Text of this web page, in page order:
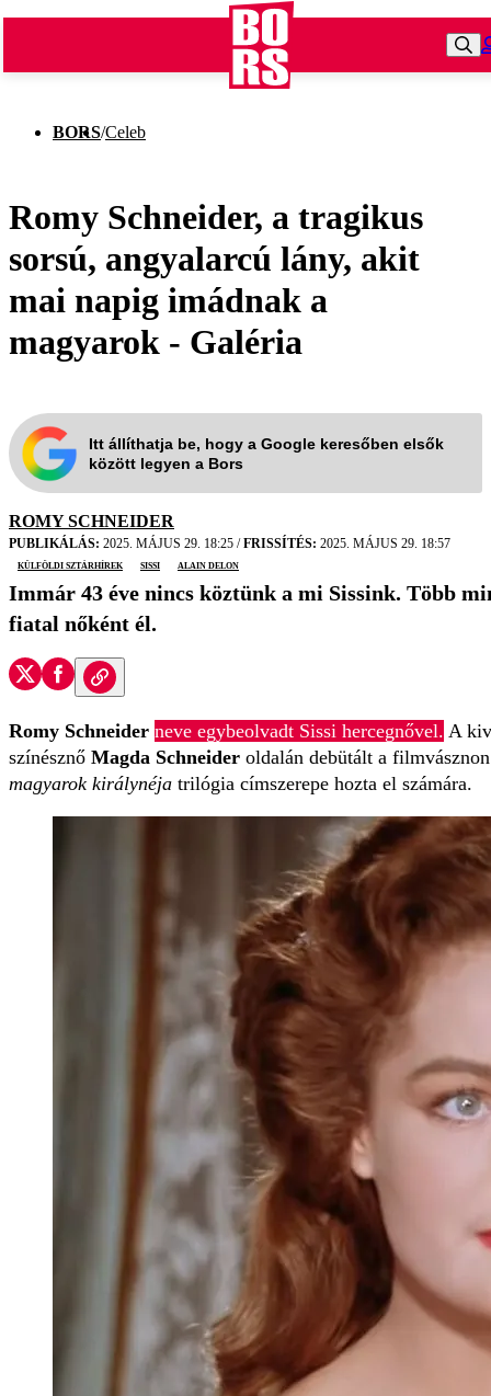
BORS/Celeb
Romy Schneider, a tragikus
sorsú, angyalarcú lány, akit
mai napig imádnak a
magyarok - Galéria
Itt állíthatja be, hogy a Google keresőben elsők
között legyen a Bors
ROMY SCHNEIDER
PUBLIKÁLÁS: 2025. MÁJUS 29. 18:25 /FRISSÍTÉS: 2025. MÁJUS 29. 18:57
külföldi sztárhírek
Sissi Alain Delon
Immár 43 éve nincs köztünk a mi Sissink. Több
fiatal nőként él.
Romy Schneider neve egybeolvadt Sissi hercegnővel. A
színésznő Magda Schneider oldalán debütált a
magyarok királynéja trilógia címszerepe hozta el számára.